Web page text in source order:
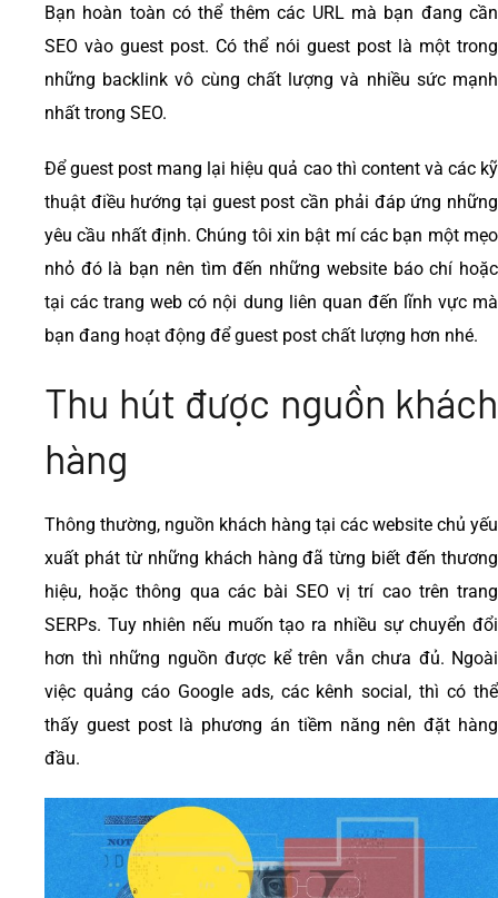
Bạn hoàn toàn có thể thêm các URL mà bạn đang cần
SEO vào guest post. Có thể nói guest post là một trong
những backlink vô cùng chất lượng và nhiều sức mạnh
nhất trong SEO.
Để guest post mang lại hiệu quả cao thì content và các kỹ
thuật điều hướng tại guest post cần phải đáp ứng những
yêu cầu nhất định. Chúng tôi xin bật mí các bạn một mẹo
nhỏ đó là bạn nên tìm đến những website báo chí hoặc
tại các trang web có nội dung liên quan đến lĩnh vực mà
bạn đang hoạt động để guest post chất lượng hơn nhé.
Thu hút được nguồn khách
hàng
Thông thường, nguồn khách hàng tại các website chủ yếu
xuất phát từ những khách hàng đã từng biết đến thương
hiệu, hoặc thông qua các bài SEO vị trí cao trên trang
SERPs. Tuy nhiên nếu muốn tạo ra nhiều sự chuyển đổi
hơn thì những nguồn được kể trên vẫn chưa đủ. Ngoài
việc quảng cáo Google ads, các kênh social, thì có thể
thấy guest post là phương án tiềm năng nên đặt hàng
đầu.